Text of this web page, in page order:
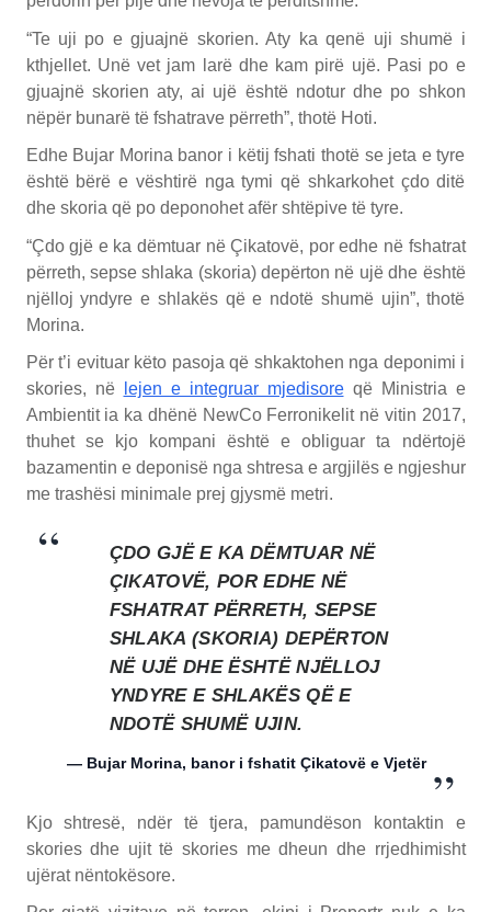
“Te uji po e gjuajnë skorien. Aty ka qenë uji shumë i
kthjellet. Unë vet jam larë dhe kam pirë ujë. Pasi po e
gjuajnë skorien aty, ai ujë është ndotur dhe po shkon
nëpër bunarë të fshatrave përreth”, thotë Hoti.
Edhe Bujar Morina banor i këtij fshati thotë se jeta e tyre
është bërë e vështirë nga tymi që shkarkohet çdo ditë
dhe skoria që po deponohet afër shtëpive të tyre.
“Çdo gjë e ka dëmtuar në Çikatovë, por edhe në fshatrat
përreth, sepse shlaka (skoria) depërton në ujë dhe është
njëlloj yndyre e shlakës që e ndotë shumë ujin”, thotë
Morina.
Për t’i evituar këto pasoja që shkaktohen nga deponimi i
skories, në
lejen e integruar mjedisoreqë Ministria e
Ambientit ia ka dhënë NewCo Ferronikelit në vitin 2017,
thuhet se kjo kompani është e obliguar ta ndërtojë
bazamentin e deponisë nga shtresa e argjilës e ngjeshur
me trashësi minimale prej gjysmë metri.
ÇDO GJË E KA DËMTUAR NË
ÇIKATOVË, POR EDHE NË
FSHATRAT PËRRETH, SEPSE
SHLAKA (SKORIA) DEPËRTON
NË UJË DHE ËSHTË NJËLLOJ
YNDYRE E SHLAKËS QË E
NDOTË SHUMË UJIN.
— Bujar Morina, banor i fshatit Çikatovë e Vjetër
Kjo shtresë, ndër të tjera, pamundëson kontaktin e
skories dhe ujit të skories me dheun dhe rrjedhimisht
ujërat nëntokësore.